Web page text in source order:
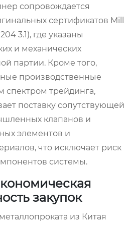
сопровождается
сертификатов Mill
3.1), где указаны
и механических
партии. Кроме того,
производственные
трейдинга,
поставку сопутствующей
клапанов и
элементов и
что исключает риск
системы.
закупок
из Китая